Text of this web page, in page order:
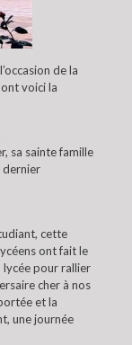
de la
voici la
sa sainte famille
dernier
cette
ont fait le
lycée pour rallier
cher à nos
et la
une journée